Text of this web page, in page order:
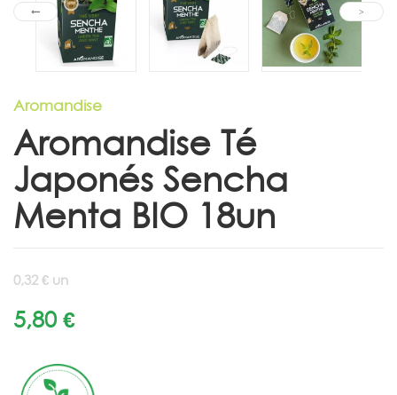
Aromandise
Aromandise Té
Japonés Sencha
Menta BIO 18un
0,32 € un
5,80 €